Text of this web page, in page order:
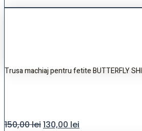
Trusa machiaj pentru fetite BUTTERFLY
150,00lei130,00 lei